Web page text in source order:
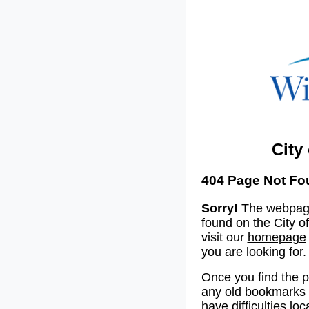
City
404 Page Not
Sorry! The
found on the City
visit our homepage
you are looking for.
Once you find the
any old
have difficulties